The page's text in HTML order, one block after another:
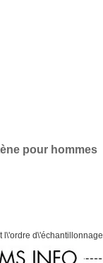
pour hommes
l\'ordre d\'échantillonnage